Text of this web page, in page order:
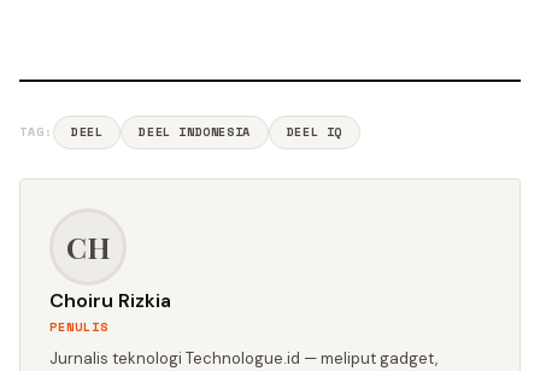
TAG: DEEL DEEL INDONESIA DEEL IQ
CH
Choiru Rizkia
PENULIS
Jurnalis teknologi Technologue.id — meliput gadget,